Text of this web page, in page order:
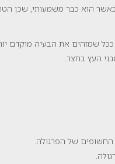
הוא כבר משמעותי, שכן
שמזהים את הבעיה מוקדם
העץ בחצר.
החשופים של הפרגולה.